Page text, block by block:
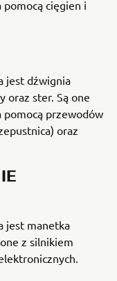
pomocą cięgien i
jest dźwignia
oraz ster. Są one
pomocą przewodów
oraz
jest manetka
z silnikiem